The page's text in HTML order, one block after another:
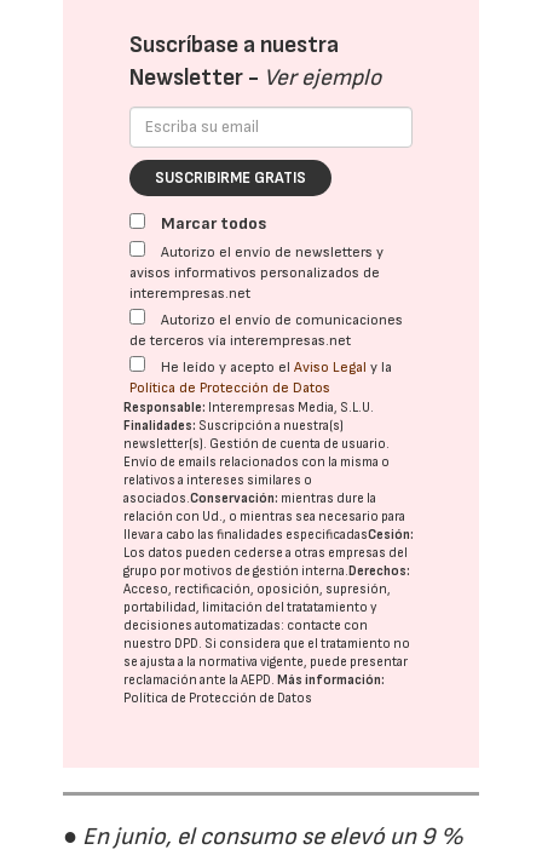
Suscríbase a nuestra
Newsletter - Ver ejemplo
SUSCRIBIRME GRATIS
Marcar todos
Autorizo el envío de newsletters y
avisos informativos personalizados de
interempresas.net
Autorizo el envío de comunicaciones
de terceros vía interempresas.net
He leído y acepto elAviso Legal y la
Política de Protección de Datos
Responsable: Interempresas Media, S.L.U.
Finalidades: Suscripción a nuestra(s)
newsletter(s). Gestión de cuenta de usuario.
Envío de emails relacionados con la misma o
relativos a intereses similares o
asociados.Conservación: mientras dure la
relación con Ud., o mientras sea necesario para
llevar a cabo las finalidades especificadasCesión:
Los datos pueden cederse a otras empresas del
grupo por motivos de gestión interna.Derechos:
Acceso, rectificación, oposición, supresión,
portabilidad, limitación del tratatamiento y
decisiones automatizadas: contacte con
nuestro DPD . Si considera que el tratamiento no
se ajusta a la normativa vigente, puede presentar
reclamación ante laAEPD .Más información:
Política de Protección de Datos
● En junio, el consumo se elevó un 9 %